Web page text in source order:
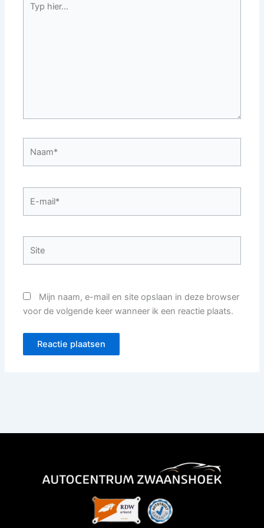
hier...
mail*
Mijn naam, e-mail en site opslaan in deze browser
voor de volgende keer wanneer ik een reactie plaats.